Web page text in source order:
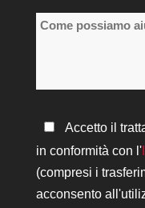
sedi
Come
Informativa
sulla
privacy
*
Accetto il
in conformità con l'
(compresi i
acconsento